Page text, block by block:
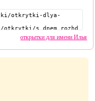
открытки для имени Илья